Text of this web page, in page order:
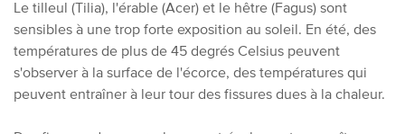
Le tilleul (Tilia), l'érable (Acer) et le hêtre (Fagus) sont
sensibles à une trop forte exposition au soleil. En été, des
températures de plus de 45 degrés Celsius peuvent
s'observer à la surface de l'écorce, des températures qui
peuvent entraîner à leur tour des fissures dues à la chaleur.